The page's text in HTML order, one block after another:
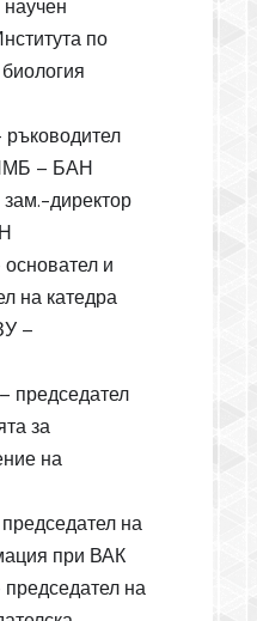
по
– БАН
директор
и
на катедра
–
председател
за
на
на
при ВАК
на